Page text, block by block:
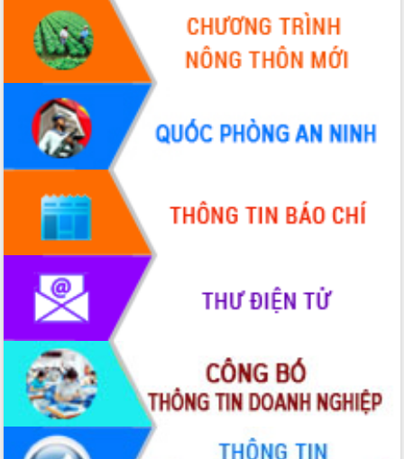
II/2026
Đắk Lắk ký kết thỏa thuận hợp tác về
chuyển đổi số giai đoạn 2026 – 2030
với Tập đoàn Bưu chính Viễn thông
Việt Nam
Thứ trưởng Bộ Y tế làm việc với tỉnh
Đắk Lắk về phát triển nhân lực y tế
cho trạm y tế cấp xã
Du lịch Đắk Lắk nâng tầm trải nghiệm
du khách thông qua Hệ thống cơ sở dữ
liệu và Bản đồ số
Tập huấn ứng dụng trí tuệ nhân tạo (AI)
trong thương mại điện tử năm 2026
Đoàn đại biểu Quốc hội tỉnh Đắk Lắk
trao đổi thông tin trước Kỳ họp thứ
nhất, Quốc hội khóa XVI
Quyết liệt cải cách hành chính, khơi
thông nguồn lực phát triển
Nâng cao hiệu lực, hiệu quả HĐND
tỉnh thông qua hiện đại hóa hành chính
Xã Ea Phê gắn cải cách hành chính với
chuyển đổi số